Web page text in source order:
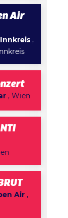
Air
,
, Wien
Air ,